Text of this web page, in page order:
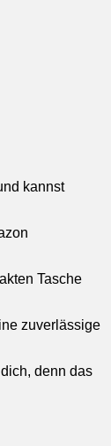
kannst
Tasche
zuverlässige
denn das